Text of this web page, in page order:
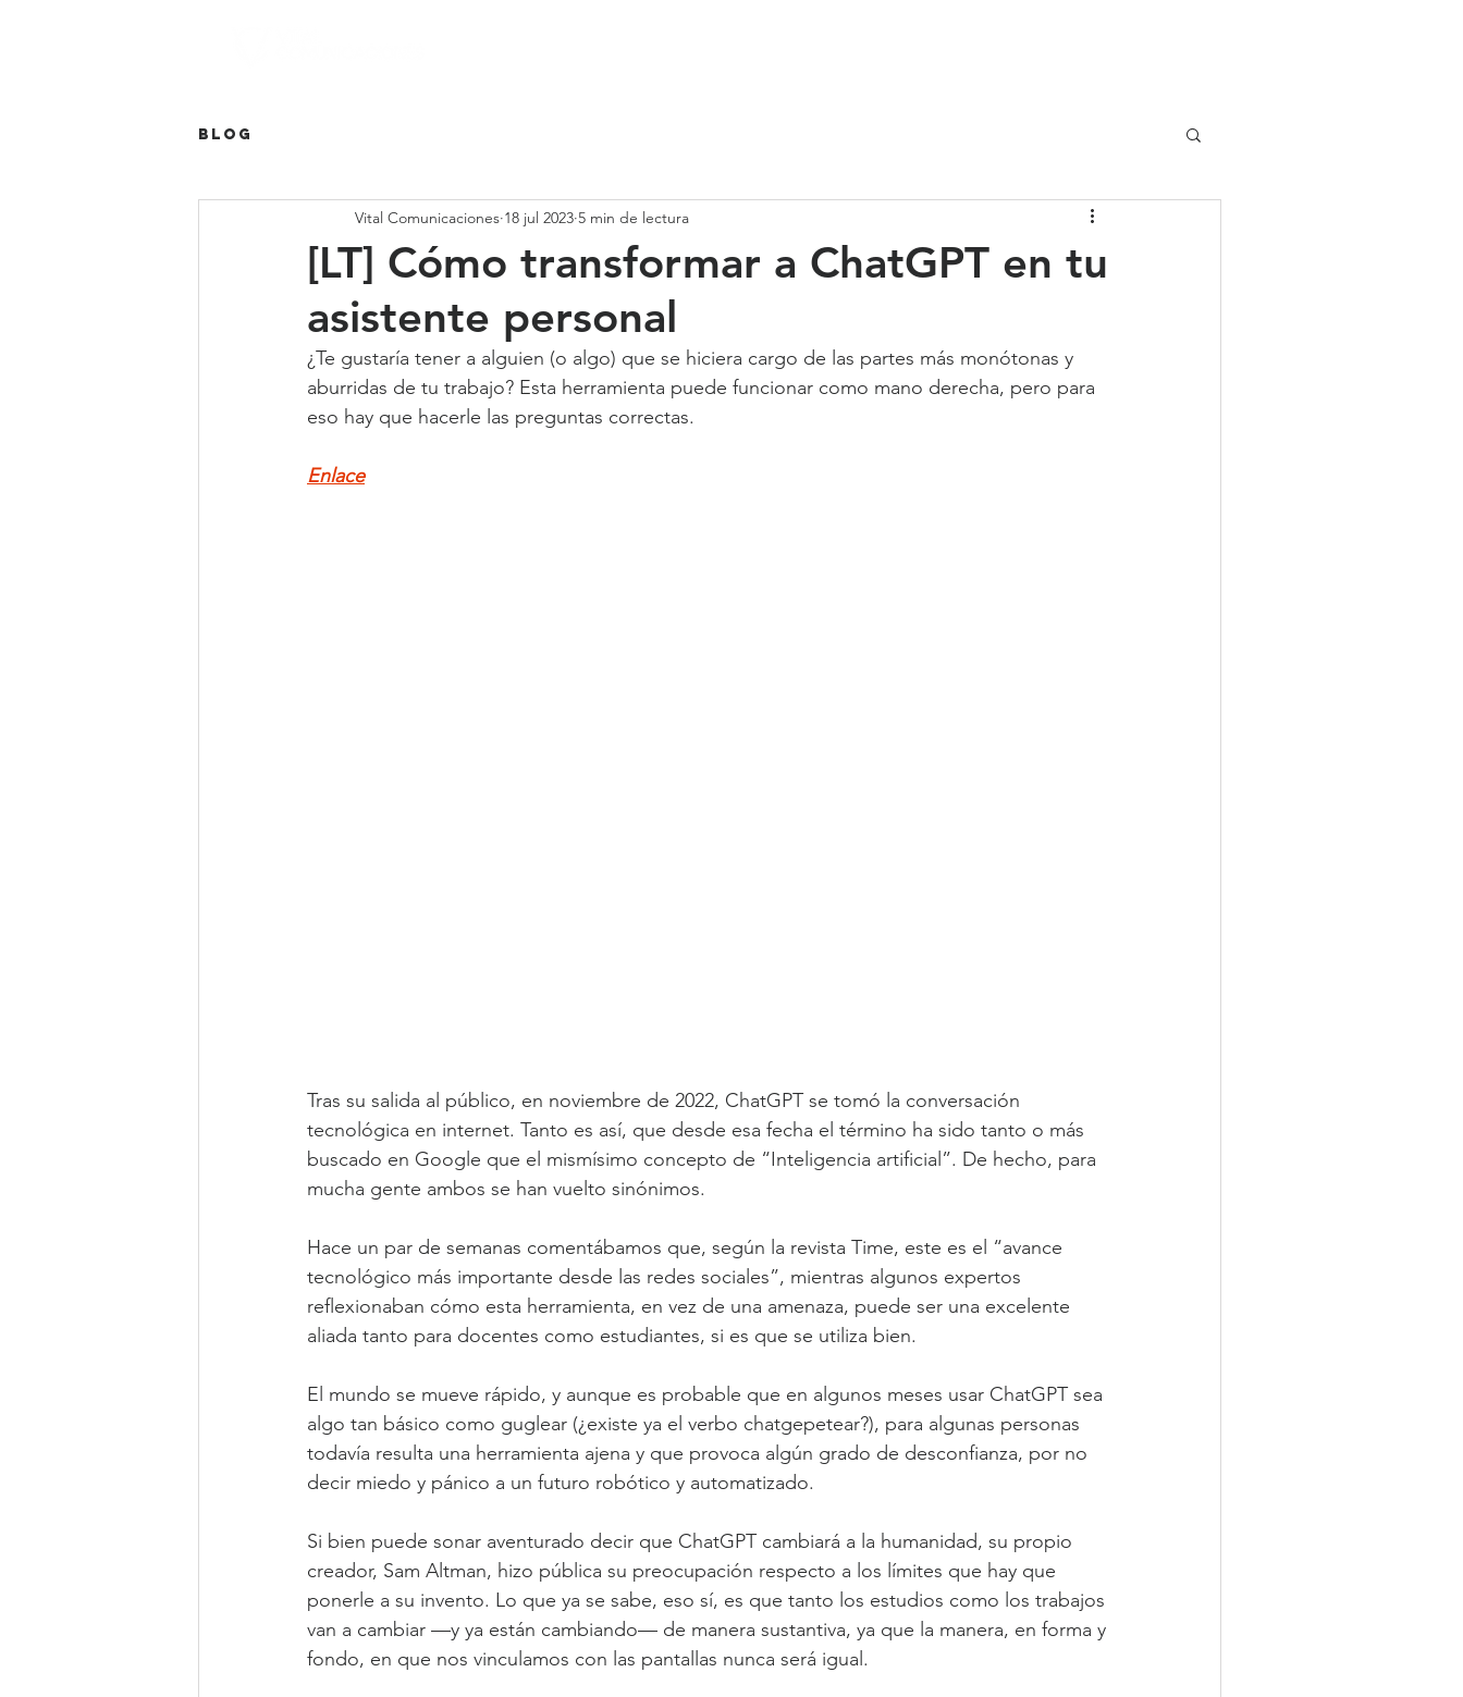
Blog
[LT] Cómo transformar a ChatGPT en tu
asistente personal
Vital Comunicaciones 18 jul 2023 5 min de lectura
¿Te gustaría tener a alguien (o algo) que se hiciera cargo de las partes más monótonas y
aburridas de tu trabajo? Esta herramienta puede funcionar como mano derecha, pero para
eso hay que hacerle las preguntas correctas.
Enlace
Tras su salida al público, en noviembre de 2022, ChatGPT se tomó la conversación
tecnológica en internet. Tanto es así, que desde esa fecha el término ha sido tanto o más
buscado en Google que el mismísimo concepto de “Inteligencia artificial”. De hecho, para
mucha gente ambos se han vuelto sinónimos.
Hace un par de semanas comentábamos que, según la revista Time, este es el “avance
tecnológico más importante desde las redes sociales”, mientras algunos expertos
reflexionaban cómo esta herramienta, en vez de una amenaza, puede ser una excelente
aliada tanto para docentes como estudiantes, si es que se utiliza bien.
El mundo se mueve rápido, y aunque es probable que en algunos meses usar ChatGPT sea
algo tan básico como guglear (¿existe ya el verbo chatgepetear?), para algunas personas
todavía resulta una herramienta ajena y que provoca algún grado de desconfianza, por no
decir miedo y pánico a un futuro robótico y automatizado.
Si bien puede sonar aventurado decir que ChatGPT cambiará a la humanidad, su propio
creador, Sam Altman, hizo pública su preocupación respecto a los límites que hay que
ponerle a su invento. Lo que ya se sabe, eso sí, es que tanto los estudios como los trabajos
van a cambiar —y ya están cambiando— de manera sustantiva, ya que la manera, en forma y
fondo, en que nos vinculamos con las pantallas nunca será igual.